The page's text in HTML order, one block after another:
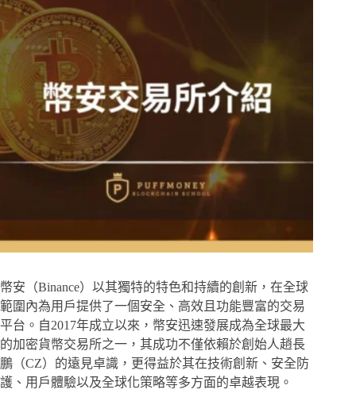
幣安（Binance）以其獨特的特色和持續的創新，在全球
範圍內為用戶提供了一個安全、高效且功能豐富的交易
平台。自2017年成立以來，幣安迅速發展成為全球最大
的加密貨幣交易所之一，其成功不僅依賴於創始人趙長
鵬（CZ）的遠見卓識，更得益於其在技術創新、安全防
護、用戶體驗以及全球化策略等多方面的卓越表現。